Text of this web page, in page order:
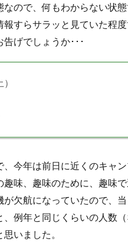
ので、何もわからない状
すらサラッと見ていた程
げでしょうか･･･
今年は前日に近くのキャ
味、趣味のために、趣味
欠航になっていたので、
例年と同じくらいの人数
いました。